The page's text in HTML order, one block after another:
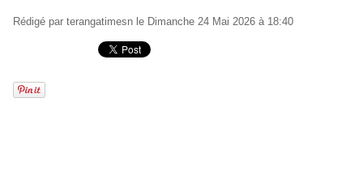
Rédigé par terangatimesn le Dimanche 24 Mai 2026 à 18:40